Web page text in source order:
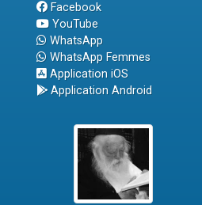
Facebook
YouTube
WhatsApp
WhatsApp Femmes
Application iOS
Application Android